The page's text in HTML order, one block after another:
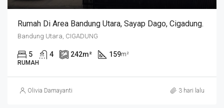
Rumah Di Area Bandung Utara, Sayap Dago, Cigadung.
Bandung Utara, CIGADUNG
5 4 242m² 159m²
RUMAH
Olivia Damayanti 3 hari lalu